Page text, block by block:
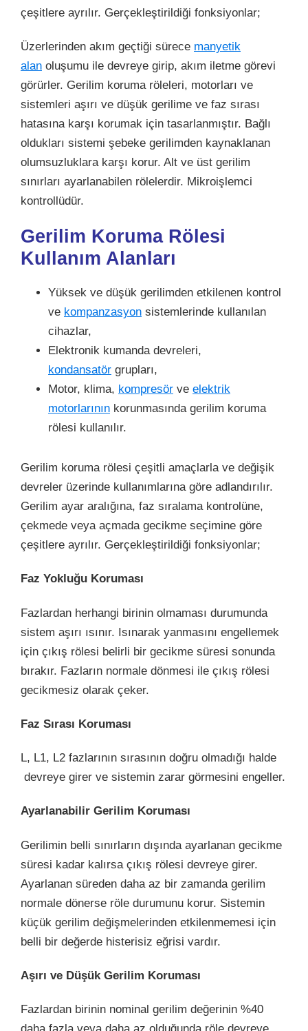
çeşitlere ayrılır. Gerçekleştirildiği fonksiyonlar;
Üzerlerinden akım geçtiği sürece manyetik
alan oluşumu ile devreye girip, akım iletme görevi
görürler. Gerilim koruma röleleri, motorları ve
sistemleri aşırı ve düşük gerilime ve faz sırası
hatasına karşı korumak için tasarlanmıştır. Bağlı
oldukları sistemi şebeke gerilimden kaynaklanan
olumsuzluklara karşı korur. Alt ve üst gerilim
sınırları ayarlanabilen rölelerdir. Mikroişlemci
kontrollüdür.
Gerilim Koruma Rölesi
Kullanım Alanları
Yüksek ve düşük gerilimden etkilenen kontrol
ve kompanzasyon sistemlerinde kullanılan
cihazlar,
Elektronik kumanda devreleri,
kondansatör grupları,
Motor, klima, kompresör ve elektrik
motorlarının korunmasında gerilim koruma
rölesi kullanılır.
Gerilim koruma rölesi çeşitli amaçlarla ve değişik
devreler üzerinde kullanımlarına göre adlandırılır.
Gerilim ayar aralığına, faz sıralama kontrolüne,
çekmede veya açmada gecikme seçimine göre
çeşitlere ayrılır. Gerçekleştirildiği fonksiyonlar;
Faz Yokluğu Koruması
Fazlardan herhangi birinin olmaması durumunda
sistem aşırı ısınır. Isınarak yanmasını engellemek
için çıkış rölesi belirli bir gecikme süresi sonunda
bırakır. Fazların normale dönmesi ile çıkış rölesi
gecikmesiz olarak çeker.
Faz Sırası Koruması
L, L1, L2 fazlarının sırasının doğru olmadığı halde
devreye girer ve sistemin zarar görmesini engeller.
Ayarlanabilir Gerilim Koruması
Gerilimin belli sınırların dışında ayarlanan gecikme
süresi kadar kalırsa çıkış rölesi devreye girer.
Ayarlanan süreden daha az bir zamanda gerilim
normale dönerse röle durumunu korur. Sistemin
küçük gerilim değişmelerinden etkilenmemesi için
belli bir değerde histerisiz eğrisi vardır.
Aşırı ve Düşük Gerilim Koruması
Fazlardan birinin nominal gerilim değerinin %40